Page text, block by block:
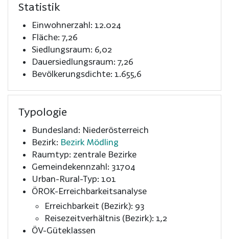
Statistik
Einwohnerzahl: 12.024
Fläche: 7,26
Siedlungsraum: 6,02
Dauersiedlungsraum: 7,26
Bevölkerungsdichte: 1.655,6
Typologie
Bundesland: Niederösterreich
Bezirk: Bezirk Mödling
Raumtyp: zentrale Bezirke
Gemeindekennzahl: 31704
Urban-Rural-Typ: 101
ÖROK-Erreichbarkeitsanalyse
Erreichbarkeit (Bezirk): 93
Reisezeitverhältnis (Bezirk): 1,2
ÖV-Güteklassen